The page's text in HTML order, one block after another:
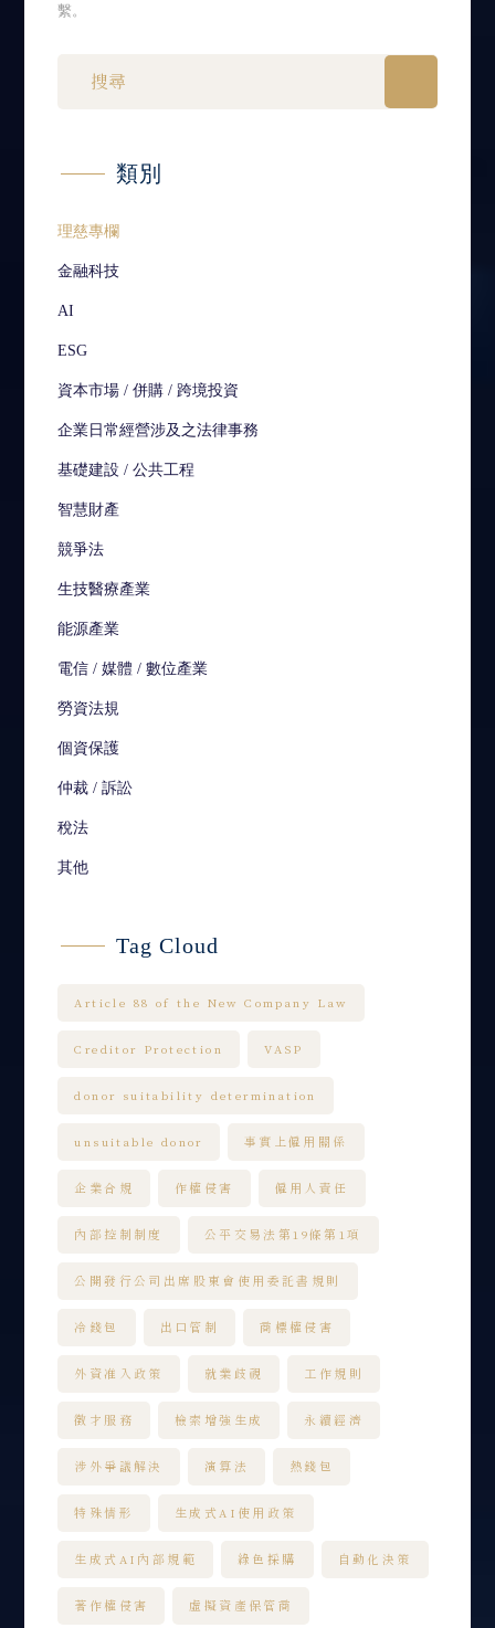
繫。
類別
理慈專欄
金融科技
AI
ESG
資本市場 / 併購 / 跨境投資
企業日常經營涉及之法律事務
基礎建設 / 公共工程
智慧財產
競爭法
生技醫療產業
能源產業
電信 / 媒體 / 數位產業
勞資法規
個資保護
仲裁 / 訴訟
稅法
其他
Tag Cloud
Article 88 of the New Company Law
Creditor Protection VASP
donor suitability determination
unsuitable donor 事實上僱用關係
企業合規 作權侵害 僱用人責任
內部控制制度 公平交易法第19條第1項
公開發行公司出席股東會使用委託書規則
冷錢包 出口管制 商標權侵害
外資准入政策 就業歧視 工作規則
徵才服務 檢索增強生成 永續經濟
涉外爭議解決 演算法 熱錢包
特殊情形 生成式AI使用政策
生成式AI內部規範 綠色採購 自動化決策
著作權侵害 虛擬資產保管商